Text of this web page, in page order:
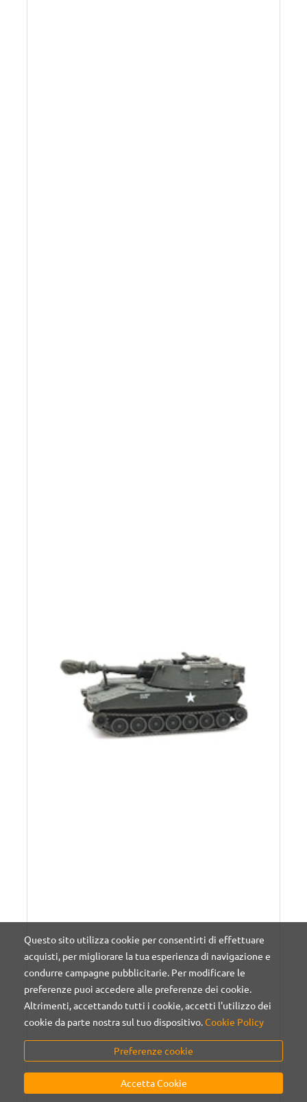
Questo sito utilizza cookie per consentirti di effettuare
acquisti, per migliorare la tua esperienza di navigazione e
condurre campagne pubblicitarie. Per modificare le
preferenze puoi accedere alle preferenze dei cookie.
Altrimenti, accettando tutti i cookie, accetti l'utilizzo dei
cookie da parte nostra sul tuo dispositivo.Cookie Policy
Preferenze cookie
Accetta Cookie